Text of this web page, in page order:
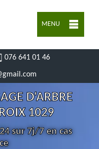
MENU
076 641 01 46
D'ARBRE
1029
sur 7j/7 en cas